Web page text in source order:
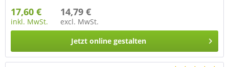
17,60 €
inkl. MwSt.
14,79 €
excl. MwSt.
Jetzt online gestalten